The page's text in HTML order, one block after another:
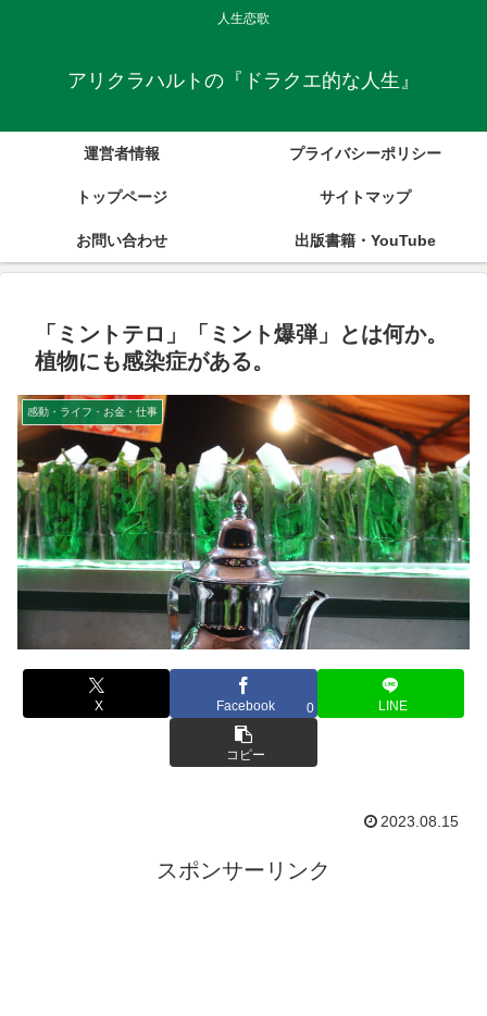
人生恋歌
アリクラハルトの『ドラクエ的な人生』
運営者情報 プライバシーポリシー
トップページ サイトマップ
お問い合わせ 出版書籍・YouTube
「ミントテロ」「ミント爆弾」とは何か。
植物にも感染症がある。
感動・ライフ・お金・仕事
X Facebook 0 LINE
コピー
2023.08.15
スポンサーリンク